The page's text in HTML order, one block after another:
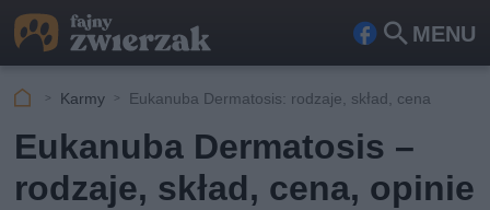
MENU
Fa
ceb
ook
Szu
kaj
Karmy Eukanuba Dermatosis: rodzaje, skład, cena
Eukanuba Dermatosis –
rodzaje, skład, cena, opinie